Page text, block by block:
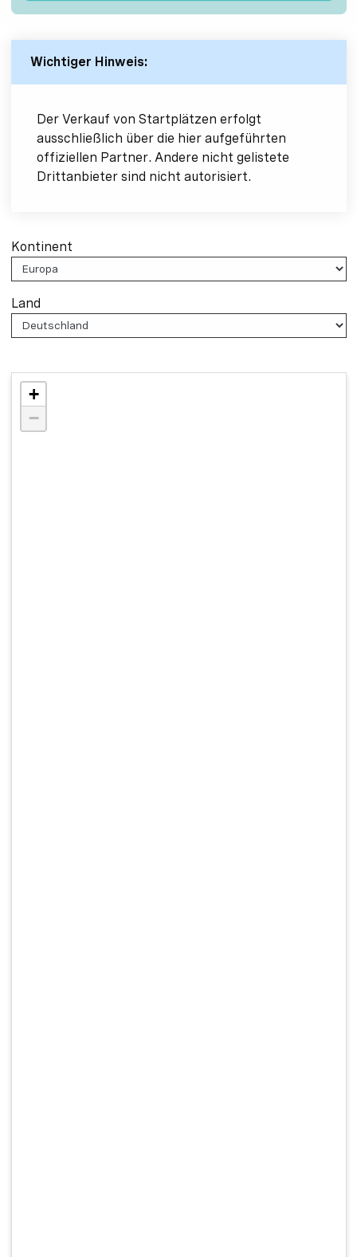
Wichtiger Hinweis:
Der Verkauf von Startplätzen erfolgt
ausschließlich über die hier aufgeführten
offiziellen Partner. Andere nicht gelistete
Drittanbieter sind nicht autorisiert.
Kontinent
Land
+
−